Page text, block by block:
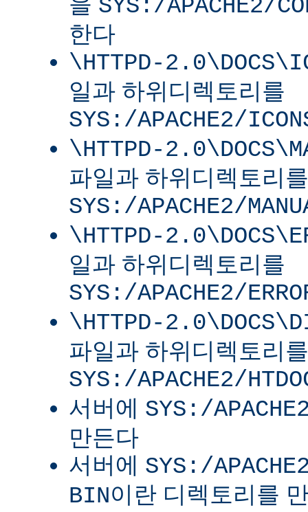
SYS:/APACHE2/
한다
\HTTPD-
일과 하위디렉토리를
SYS:/APACHE2/
\HTTPD-
파일과 하위디렉토리를
SYS:/APACHE2/
\HTTPD-
일과 하위디렉토리를
SYS:/APACHE2/
\HTTPD-
파일과 하위디렉토리를
SYS:/APACHE2/
서버에 SYS:/
만든다
서버에 SYS:/
BIN이란 디렉토리를